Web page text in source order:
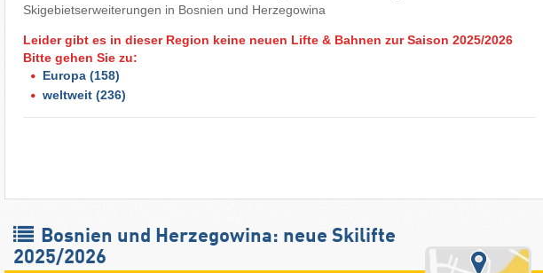
Skigebietserweiterungen in Bosnien und Herzegowina
Leider gibt es in dieser Region keine neuen Lifte & Bahnen zur Saison 2025/2026
Bitte gehen Sie zu:
Europa (158)
weltweit (236)
Bosnien und Herzegowina: neue Skilifte
2025/2026